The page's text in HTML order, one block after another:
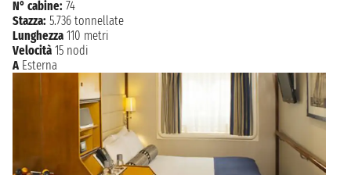
N° cabine: 74
Stazza: 5.736 tonnellate
Lunghezza 110 metri
Velocità 15 nodi
A Esterna